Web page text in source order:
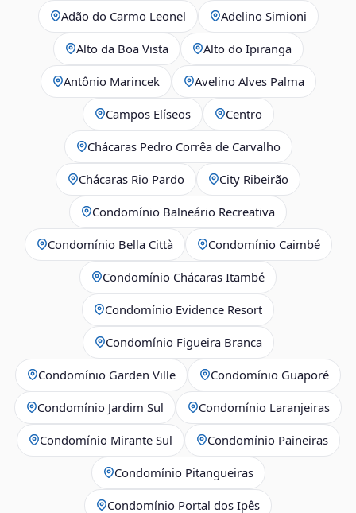
Adão do Carmo Leonel Adelino Simioni
Alto da Boa Vista Alto do Ipiranga
Antônio Marincek Avelino Alves Palma
Campos Elíseos Centro
Chácaras Pedro Corrêa de Carvalho
Chácaras Rio Pardo City Ribeirão
Condomínio Balneário Recreativa
Condomínio Bella Città Condomínio Caimbé
Condomínio Chácaras Itambé
Condomínio Evidence Resort
Condomínio Figueira Branca
Condomínio Garden Ville Condomínio Guaporé
Condomínio Jardim Sul Condomínio Laranjeiras
Condomínio Mirante Sul Condomínio Paineiras
Condomínio Pitangueiras
Condomínio Portal dos Ipês